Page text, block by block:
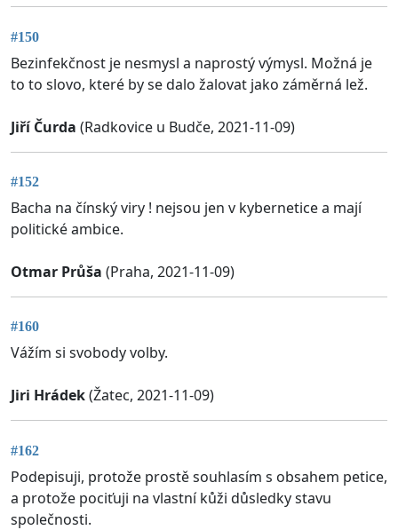
#150
Bezinfekčnost je nesmysl a naprostý výmysl. Možná je
to to slovo, které by se dalo žalovat jako záměrná lež.
Jiří Čurda (Radkovice u Budče, 2021-11-09)
#152
Bacha na čínský viry ! nejsou jen v kybernetice a mají
politické ambice.
Otmar Průša (Praha, 2021-11-09)
#160
Vážím si svobody volby.
Jiri Hrádek(Žatec, 2021-11-09)
#162
Podepisuji, protože prostě souhlasím s obsahem petice,
a protože pociťuji na vlastní kůži důsledky stavu
společnosti.